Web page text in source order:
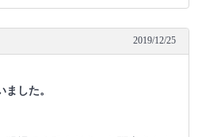
2019/12/25
した。